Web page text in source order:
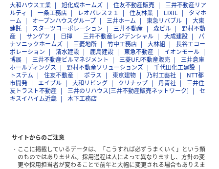
大和ハウス工業 旭化成ホームズ 住友不動産販売
三井不動産リア
ルティ
一条工務店 レオパレス２１ 住友林業 LIXIL
タマホ
ーム
オープンハウスグループ 三井ホーム 東急リバブル
大東
建託
スターツコーポレーション 三井不動産 森ビル
野村不動
産
サンゲツ 日揮 三井不動産レジデンシャル 大成建設
パ
ナソニックホームズ
三菱地所 竹中工務店 大林組
長谷工コー
ポレーション
清水建設 鹿島建設 東急不動産
イオンモール
博展
三井不動産ビルマネジメント 三菱UFJ不動産販売
三井倉庫
ホールディングス
野村不動産ソリューションズ
千代田化工建設
トステム
住友不動産 ポラス 東京建物 乃村工藝社
NTT都
市開発
エイブル 大和リビング クリナップ 丹青社
三井住
友トラスト不動産
三井のリハウス[三井不動産販売ネットワーク]
セ
キスイハイム近畿
木下工務店
サイトからのご注意
ここに掲載しているデータは、「こうすれば必ずうまくいく」という類
のものではありません。採用過程は人によって異なりますし、方針の変
更や採用担当者が変わることで前年と大幅に変更される場合もありえま